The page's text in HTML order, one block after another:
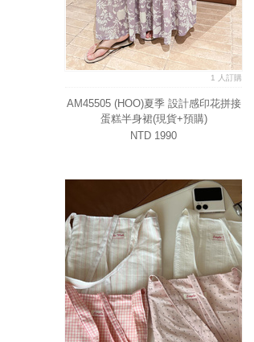
1 人訂購
AM45505 (HOO)夏季 設計感印花拼接
蛋糕半身裙(現貨+預購)
NTD 1990